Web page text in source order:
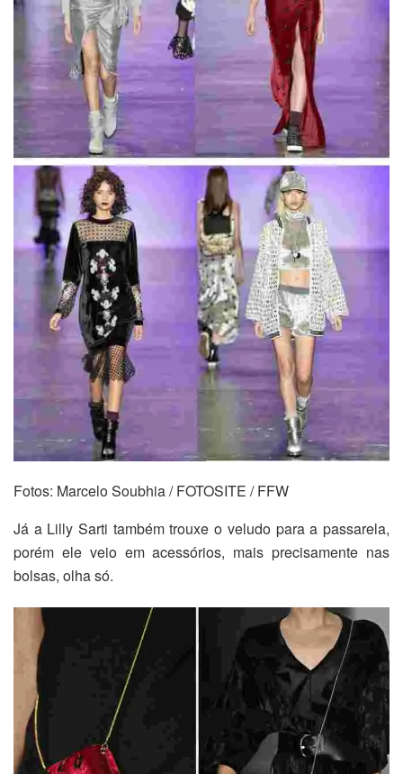
Fotos: Marcelo Soubhia / FOTOSITE / FFW
Já a Lilly Sarti também trouxe o veludo para a passarela,
porém ele veio em acessórios, mais precisamente nas
bolsas, olha só.